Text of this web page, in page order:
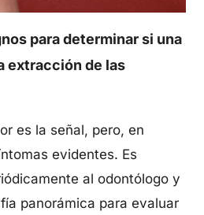
para determinar si una
extracción de las
es la señal, pero, en
evidentes. Es
al odontólogo y
panorámica para evaluar